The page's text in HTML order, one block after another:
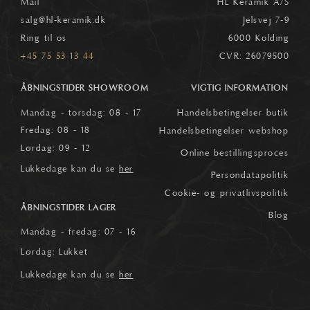
salg@hl-keramik.dk
Ring til os
+45 75 53 13 44
Jelsvej 7-9
6000 Kolding
CVR: 26079500
ÅBNINGSTIDER SHOWROOM
Mandag - torsdag: 08 - 17
Fredag: 08 - 18
Lørdag: 09 - 12
Lukkedage kan du se her
ÅBNINGSTIDER LAGER
Mandag - fredag: 07 - 16
Lørdag: Lukket
Lukkedage kan du se her
VIGTIG INFORMATION
Handelsbetingelser butik
Handelsbetingelser webshop
Online bestillingsproces
Persondatapolitik
Cookie- og privatlivspolitik
Blog